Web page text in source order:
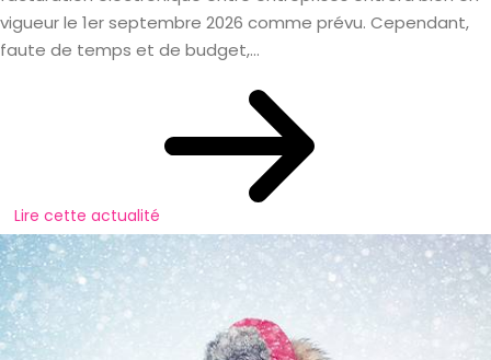
vigueur le 1er septembre 2026 comme prévu. Cependant,
faute de temps et de budget,...
Lire cette actualité